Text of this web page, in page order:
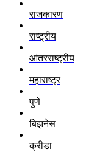
राजकारण
राष्ट्रीय
आंतरराष्ट्रीय
महाराष्ट्र
पुणे
बिझनेस
क्रीडा